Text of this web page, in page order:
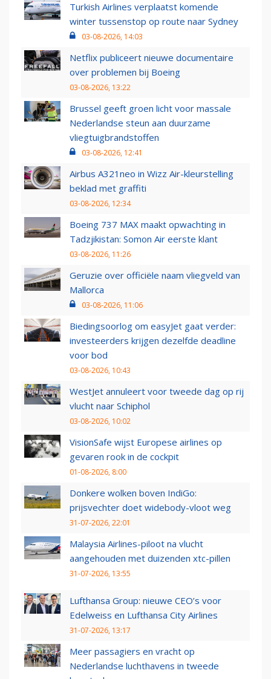
Turkish Airlines verplaatst komende
winter tussenstop op route naar Sydney
03-08-2026, 14:03
Netflix publiceert nieuwe documentaire
over problemen bij Boeing
03-08-2026, 13:22
Brussel geeft groen licht voor massale
Nederlandse steun aan duurzame
vliegtuigbrandstoffen
03-08-2026, 12:41
Airbus A321neo in Wizz Air-kleurstelling
beklad met graffiti
03-08-2026, 12:34
Boeing 737 MAX maakt opwachting in
Tadzjikistan: Somon Air eerste klant
03-08-2026, 11:26
Geruzie over officiële naam vliegveld van
Mallorca
03-08-2026, 11:06
Biedingsoorlog om easyJet gaat verder:
investeerders krijgen dezelfde deadline
voor bod
03-08-2026, 10:43
WestJet annuleert voor tweede dag op rij
vlucht naar Schiphol
03-08-2026, 10:02
VisionSafe wijst Europese airlines op
gevaren rook in de cockpit
01-08-2026, 8:00
Donkere wolken boven IndiGo:
prijsvechter doet widebody-vloot weg
31-07-2026, 22:01
Malaysia Airlines-piloot na vlucht
aangehouden met duizenden xtc-pillen
31-07-2026, 13:55
Lufthansa Group: nieuwe CEO’s voor
Edelweiss en Lufthansa City Airlines
31-07-2026, 13:17
Meer passagiers en vracht op
Nederlandse luchthavens in tweede